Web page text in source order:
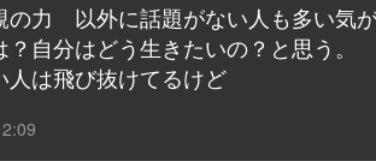
の力 以外に話題がない人も多い気
自分はどう生きたいの？と思う。
人は飛び抜けてるけど